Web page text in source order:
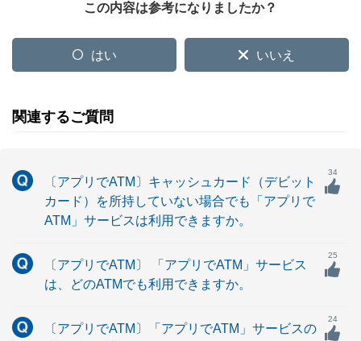
この内容は参考になりましたか？
はい いいえ
関連するご質問
〔アプリでATM〕キャッシュカード（デビット
カード）を所持していない場合でも「アプリで
ATM」サービスは利用できますか。
34
〔アプリでATM〕 「アプリでATM」サービス
は、どのATMでも利用できますか。
25
〔アプリでATM〕「アプリでATM」サービスの
24